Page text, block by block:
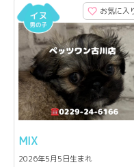
お気に入
MIX
2026年5月5日生まれ